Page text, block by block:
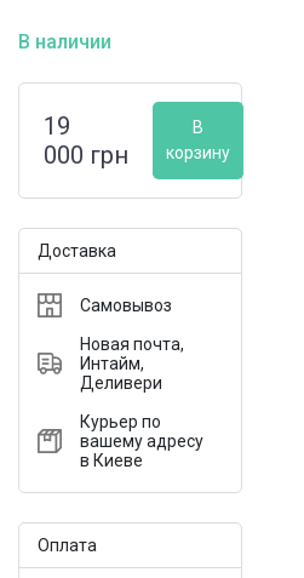
В наличии
19
000 грн
В
корзину
Доставка
Самовывоз
Новая почта,
Интайм,
Деливери
Курьер по
вашему адресу
в Киеве
Оплата